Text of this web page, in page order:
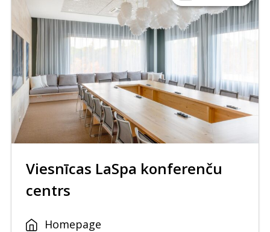
Viesnīcas LaSpa konferenču
centrs
Homepage